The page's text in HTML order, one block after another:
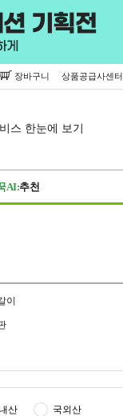
장바구니 상품공급사센터
스 한눈에 보기
AI:추천
이
산 국외산